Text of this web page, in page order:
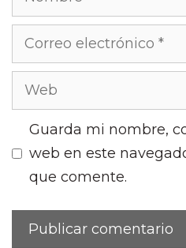
Guarda mi nombre,
web en este
que comente.